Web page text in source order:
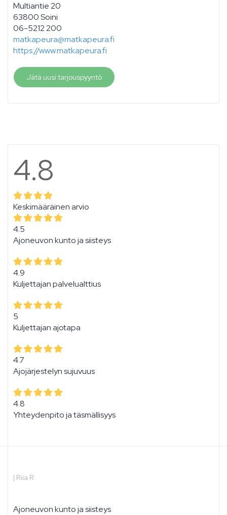
Multiantie 20
63800 Soini
06-5212 200
matkapeura@matkapeura.fi
https://www.matkapeura.fi
Jätä uusi tarjouspyyntö
4.8
Keskimääräinen arvio
4.5
Ajoneuvon kunto ja siisteys
4.9
Kuljettajan palvelualttius
5
Kuljettajan ajotapa
4.7
Ajojärjestelyn sujuvuus
4.8
Yhteydenpito ja täsmällisyys
| Riia R
Ajoneuvon kunto ja siisteys